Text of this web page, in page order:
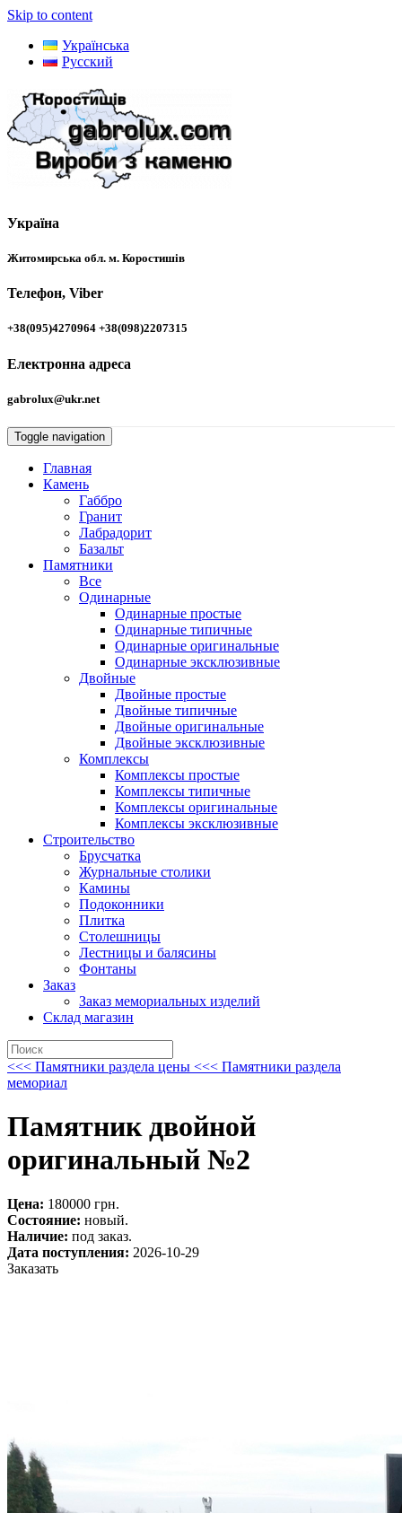
Skip to content
Українська
Русский
Україна
Житомирська обл. м. Коростишів
Телефон, Viber
+38(095)4270964 +38(098)2207315
Електронна адреса
gabrolux@ukr.net
Toggle navigation
Главная
Камень
Габбро
Гранит
Лабрадорит
Базальт
Памятники
Все
Одинарные
Одинарные простые
Одинарные типичные
Одинарные оригинальные
Одинарные эксклюзивные
Двойные
Двойные простые
Двойные типичные
Двойные оригинальные
Двойные эксклюзивные
Комплексы
Комплексы простые
Комплексы типичные
Комплексы оригинальные
Комплексы эксклюзивные
Строительство
Брусчатка
Журнальные столики
Камины
Подоконники
Плитка
Столешницы
Лестницы и балясины
Фонтаны
Заказ
Заказ мемориальных изделий
Склад магазин
<<< Памятники раздела цены <<< Памятники раздела
мемориал
Памятник двойной
оригинальный №2
Цена: 180000 грн.
Состояние: новый.
Наличие: под заказ.
Дата поступления: 2026-10-29
Заказать